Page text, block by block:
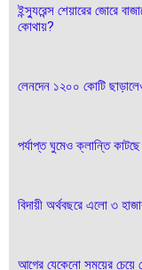
ইন্স্যুরেন্স শেয়ারের জোরে
কোথায়?
লেনদেন ১২০০ কোটি
পর্যাপ্ত ঘুমেও ক্লান্তি
বিদায়ী অর্থবছরে এলো ৩
আগের যেকেনো সময়ের চেয়ে